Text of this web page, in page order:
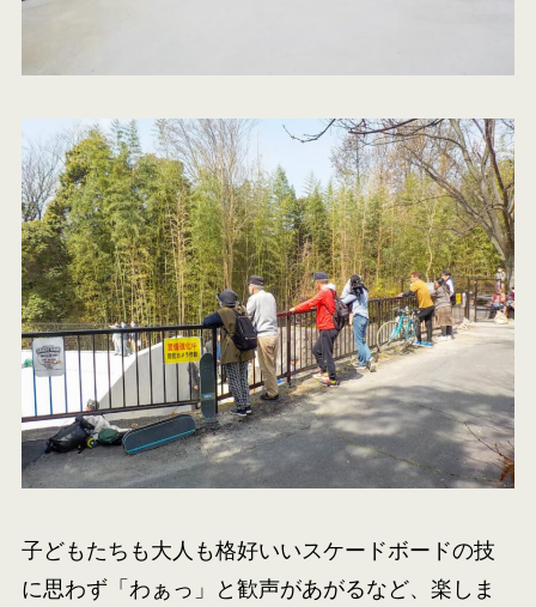
子どもたちも大人も格好いいスケードボードの技
に思わず「わぁっ」と歓声があがるなど、楽しま